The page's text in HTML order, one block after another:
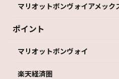
マリオットボンヴォイアメック
ポイント
マリオットボンヴォイ
楽天経済圏